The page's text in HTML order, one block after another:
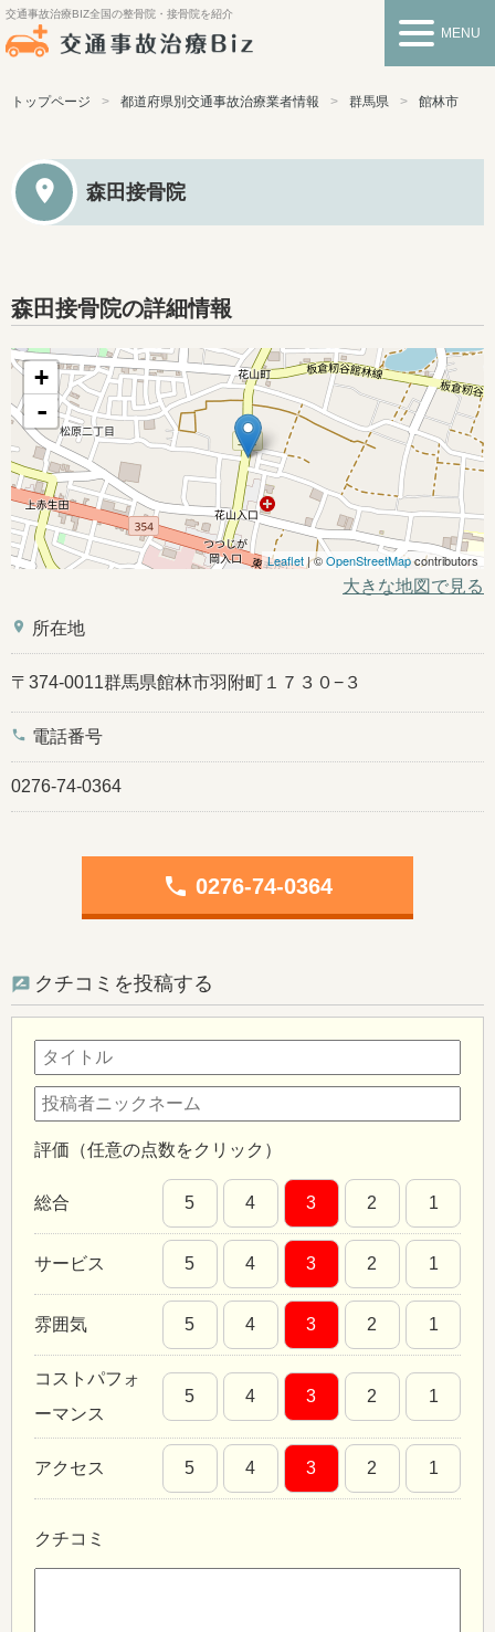
交通事故治療BIZ全国の整骨院・接骨院を紹介
MENU
トップページ 都道府県別交通事故治療業者情報 群馬県 館林市
森田接骨院
森田接骨院の詳細情報
+
-
Leaflet| ©OpenStreetMapcontributors
大きな地図で見る
place 所在地
〒374-0011群馬県館林市羽附町１７３０−３
phone 電話番号
0276-74-0364
phone 0276-74-0364
クチコミを投稿する
評価（任意の点数をクリック）
総合 5 4 3 2 1
サービス 5 4 3 2 1
雰囲気 5 4 3 2 1
コストパフォ
ーマンス
5 4 3 2 1
アクセス 5 4 3 2 1
クチコミ